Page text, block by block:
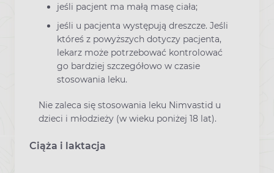
jeśli pacjent ma małą masę ciała;
jeśli u pacjenta występują dreszcze. Jeśli
któreś z powyższych dotyczy pacjenta,
lekarz może potrzebować kontrolować
go bardziej szczegółowo w czasie
stosowania leku.
Nie zaleca się stosowania leku Nimvastid u
dzieci i młodzieży (w wieku poniżej 18 lat).
Ciąża i laktacja